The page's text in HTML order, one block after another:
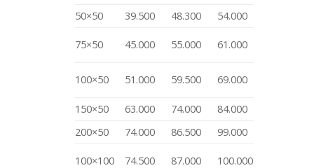
50×50 39.500 48.300 54.000
75×50 45.000 55.000 61.000
100×50 51.000 59.500 69.000
150×50 63.000 74.000
84.000
200×50
74.000 86.500 99.000
100×100 74.500 87.000 100.000